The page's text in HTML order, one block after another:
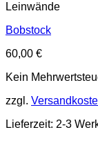
Leinwände
Bobstock
60,00 €
Kein
zzgl.
Lieferzeit: 2-3